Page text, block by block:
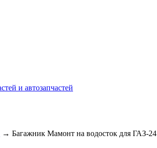
→ Багажник Мамонт на водосток для ГАЗ-24